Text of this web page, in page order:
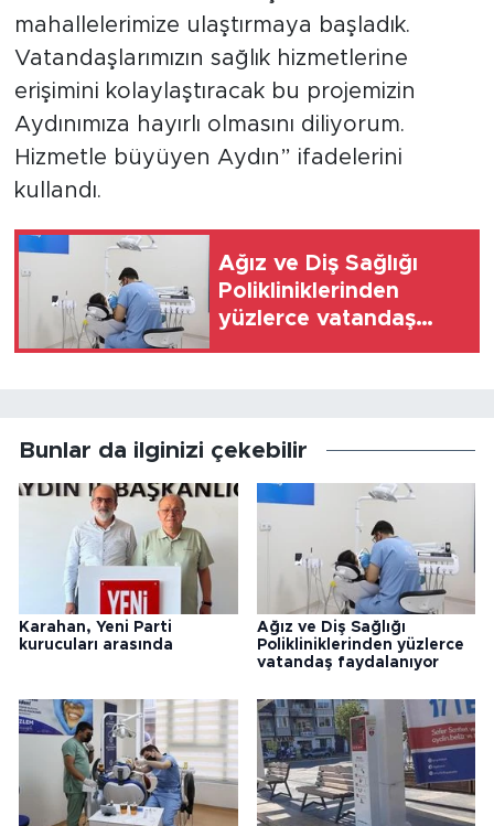
mahallelerimize ulaştırmaya başladık.
Vatandaşlarımızın sağlık hizmetlerine
erişimini kolaylaştıracak bu projemizin
Aydınımıza hayırlı olmasını diliyorum.
Hizmetle büyüyen Aydın” ifadelerini
kullandı.
Ağız ve Diş Sağlığı
Polikliniklerinden
yüzlerce vatandaş
Bunlar da ilginizi çekebilir
Karahan, Yeni Parti
kurucuları arasında
Ağız ve Diş Sağlığı
Polikliniklerinden yüzlerce
vatandaş faydalanıyor